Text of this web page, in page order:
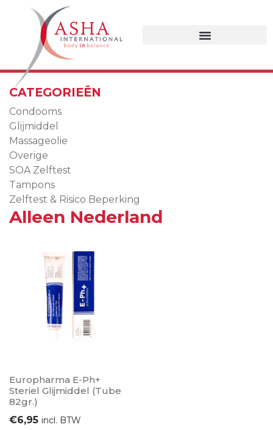
CATEGORIEËN
Condooms
Glijmiddel
Massageolie
Overige
SOA Zelftest
Tampons
Zelftest & Risico Beperking
Alleen Nederland
Europharma E-Ph+
Steriel Glijmiddel (Tube
82gr.)
€6,95 incl. BTW